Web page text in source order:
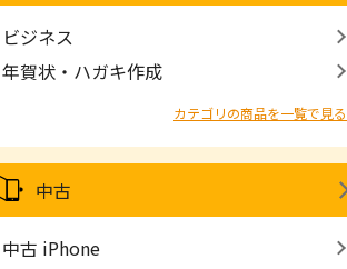
ビジネス
年賀状・ハガキ作成
カテゴリの商品を一覧で見る
中古
中古 iPhone